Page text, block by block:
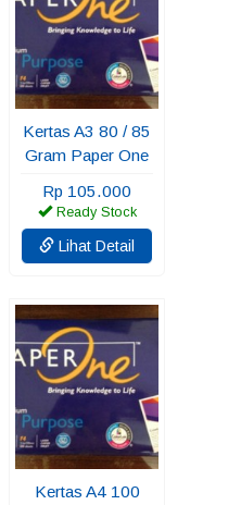
Kertas A3 80 / 85
Gram Paper One
Rp 105.000
Ready Stock
Lihat Detail
Kertas A4 100